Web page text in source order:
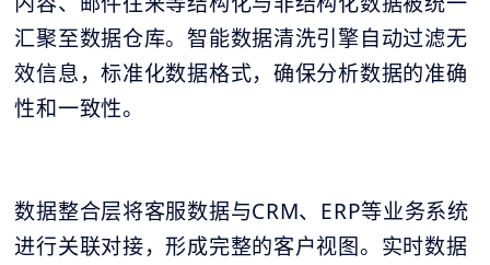
汇聚至数据仓库。智能数据清洗引擎自动过滤无
效信息，标准化数据格式，确保分析数据的准确
性和一致性。
数据整合层将客服数据与CRM、ERP等业务系统
进行关联对接，形成完整的客户视图。实时数据